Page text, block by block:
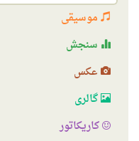
موسیقی
سنجش
عکس
گالری
کاریکاتور